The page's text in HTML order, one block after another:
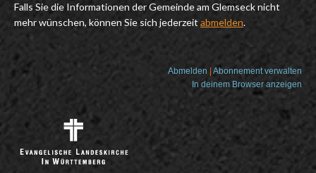
Falls Sie die Informationen der Gemeinde am Glemseck nicht
mehr wünschen, können Sie sich jederzeitabmelden.
Abmelden
Abonnement verwalten
In deinem Browser anzeigen